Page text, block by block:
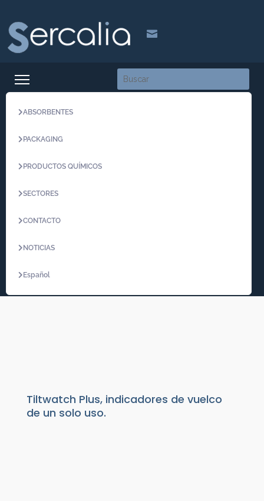

ABSORBENTES
PACKAGING
PRODUCTOS QUÍMICOS
SECTORES
CONTACTO
NOTICIAS
Español
Tiltwatch Plus, indicadores de vuelco
de un solo uso.